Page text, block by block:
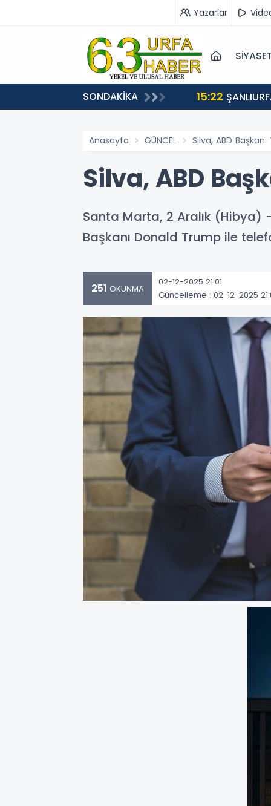
Yazarlar
SONDAKİKA
BAŞLADI 15:22
Anasayfa GÜNCEL Silva, ABD
Silva, ABD
Santa Marta, 2 Aralık (Hibya)
Başkanı Donald Trump ile
251 OKUNMA
02-12-2025 21:01
Güncelleme : 02-12-2025